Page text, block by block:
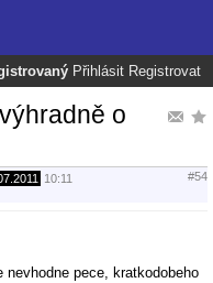
Přihlásit Registrovat
o
10:11 #54
pece, kratkodobeho